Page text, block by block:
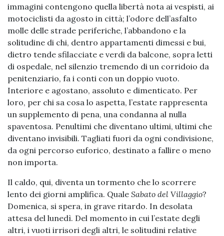
immagini contengono quella libertà nota ai vespisti, ai
motociclisti da agosto in città; l’odore dell’asfalto
molle delle strade periferiche, l’abbandono e la
solitudine di chi, dentro appartamenti dimessi e bui,
dietro tende sfilacciate e verdi da balcone, sopra letti
di ospedale, nel silenzio tremendo di un corridoio da
penitenziario, fa i conti con un doppio vuoto.
Interiore e agostano, assoluto e dimenticato. Per
loro, per chi sa cosa lo aspetta, l’estate rappresenta
un supplemento di pena, una condanna al nulla
spaventosa. Penultimi che diventano ultimi, ultimi che
diventano invisibili. Tagliati fuori da ogni condivisione,
da ogni percorso euforico, destinato a fallire o meno
non importa.
Il caldo, qui, diventa un tormento che lo scorrere
lento dei giorni amplifica. Quale Sabato del Villaggio?
Domenica, si spera, in grave ritardo. In desolata
attesa del lunedì. Del momento in cui l’estate degli
altri, i vuoti irrisori degli altri, le solitudini relative